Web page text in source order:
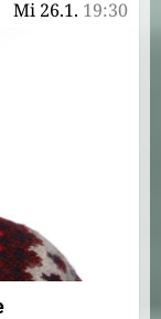
Mi 26.1. 19:30